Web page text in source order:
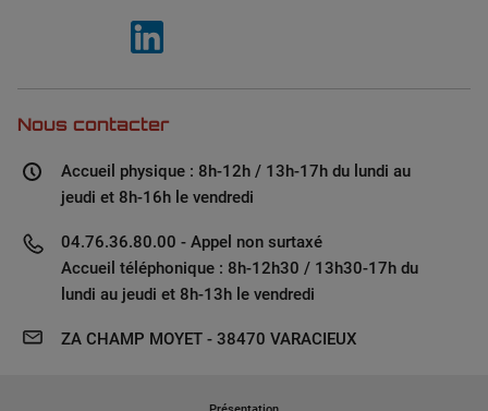
Nous contacter
Accueil physique : 8h-12h / 13h-17h du lundi au
jeudi et 8h-16h le vendredi
04.76.36.80.00 - Appel non surtaxé
Accueil téléphonique : 8h-12h30 / 13h30-17h du
lundi au jeudi et 8h-13h le vendredi
ZA CHAMP MOYET - 38470 VARACIEUX